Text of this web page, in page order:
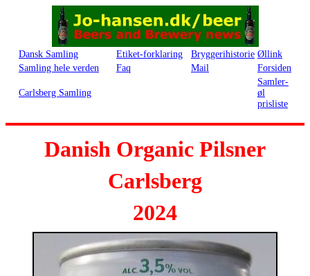
Dansk Samling Etiket-forklaring Bryggerihistorie Øllink
Samling hele verden
Faq Mail Forsiden
Carlsberg Samling
Samler-
øl
prisliste
Danish Organic Pilsner
Carlsberg
2024